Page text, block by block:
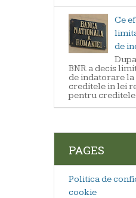
Ce
de
BNR a decis
de indatorare la
creditele in lei
pentru creditele
PAGES
Politica de
cookie